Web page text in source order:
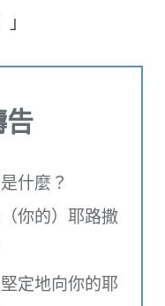
告
什麼？
你的）耶路撒
定地向你的耶